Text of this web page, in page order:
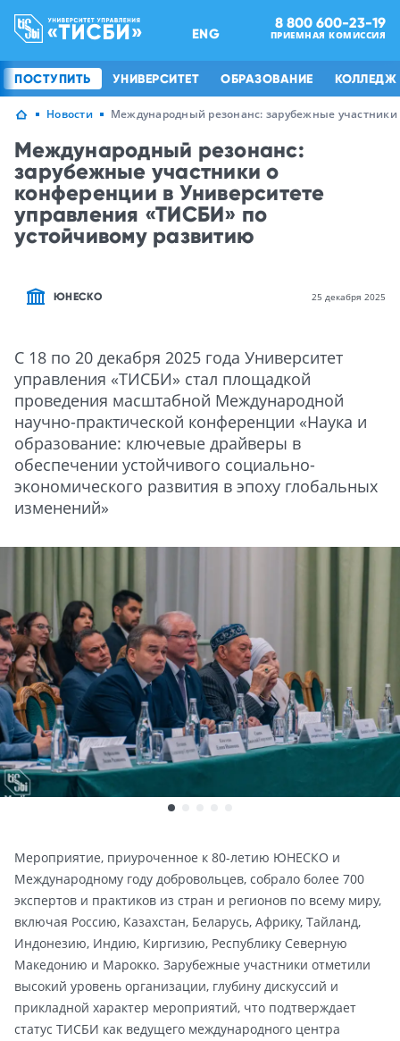
ENG
8 800 600-23-19
ПРИЕМНАЯ КОМИССИЯ
ПОСТУПИТЬ УНИВЕРСИТЕТ ОБРАЗОВАНИЕ КОЛЛЕДЖ
Новости Международный резонанс: зарубежные
Международный резонанс:
зарубежные участники о
конференции в Университете
управления «ТИСБИ» по
устойчивому развитию
ЮНЕСКО 25 декабря 2025
С 18 по 20 декабря 2025 года Университет
управления «ТИСБИ» стал площадкой
проведения масштабной Международной
научно-практической конференции «Наука и
образование: ключевые драйверы в
обеспечении устойчивого социально-
экономического развития в эпоху глобальных
изменений»
Мероприятие, приуроченное к 80-летию ЮНЕСКО и
Международному году добровольцев, собрало более 700
экспертов и практиков из стран и регионов по всему миру,
включая Россию, Казахстан, Беларусь, Африку, Тайланд,
Индонезию, Индию, Киргизию, Республику Северную
Македонию и Марокко. Зарубежные участники отметили
высокий уровень организации, глубину дискуссий и
прикладной характер мероприятий, что подтверждает
статус ТИСБИ как ведущего международного центра